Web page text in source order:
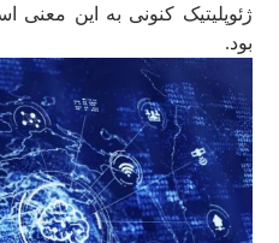
ژئوپلیتیک کنونی به این معنی
بود.